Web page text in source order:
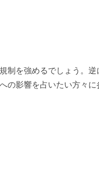
制を強めるでしょう。逆
の影響を占いたい方々に